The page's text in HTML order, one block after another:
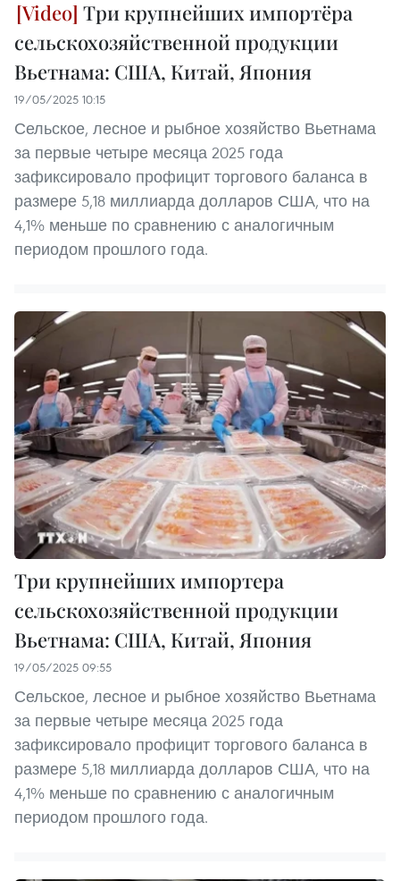
Три крупнейших импортёра
сельскохозяйственной продукции
Вьетнама: США, Китай, Япония
19/05/2025 10:15
Сельское, лесное и рыбное хозяйство Вьетнама
за первые четыре месяца 2025 года
зафиксировало профицит торгового баланса в
размере 5,18 миллиарда долларов США, что на
4,1% меньше по сравнению с аналогичным
периодом прошлого года.
Три крупнейших импортера
сельскохозяйственной продукции
Вьетнама: США, Китай, Япония
19/05/2025 09:55
Сельское, лесное и рыбное хозяйство Вьетнама
за первые четыре месяца 2025 года
зафиксировало профицит торгового баланса в
размере 5,18 миллиарда долларов США, что на
4,1% меньше по сравнению с аналогичным
периодом прошлого года.